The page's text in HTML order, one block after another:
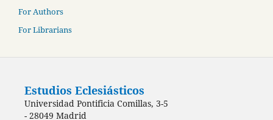
For Authors
For Librarians
Estudios Eclesiásticos
Universidad Pontificia Comillas, 3-5
- 28049 Madrid